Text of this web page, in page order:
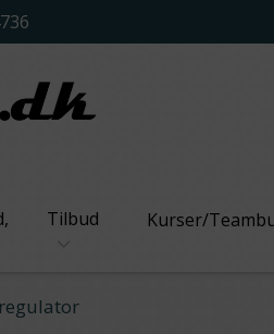
Tilbud Kurser/